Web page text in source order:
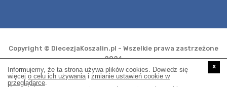
Copyright © DiecezjaKoszalin.pl - Wszelkie prawa zastrzeżone
2026
Informujemy, że ta strona używa plików cookies. Dowiedz się
więcej o celu ich używaniai zmianie ustawień cookie w
przeglądarce.
x